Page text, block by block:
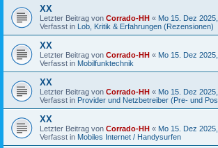
XX
Letzter Beitrag von Corrado-HH « Mo 15. Dez
Verfasst in Lob, Kritik & Erfahrungen (Rezensionen)
XX
Letzter Beitrag von Corrado-HH « Mo 15. Dez
Verfasst in Mobilfunktechnik
XX
Letzter Beitrag von Corrado-HH « Mo 15. Dez
Verfasst in Provider und Netzbetreiber (Pre- und
XX
Letzter Beitrag von Corrado-HH « Mo 15. Dez 2025,
Verfasst in Mobiles Internet / Handysurfen